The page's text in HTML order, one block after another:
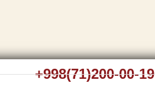
+998(71)200-00-19